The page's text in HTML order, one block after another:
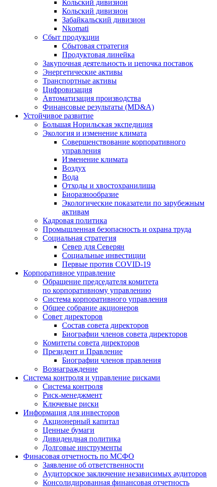
Кольский дивизион
Кольский дивизион
Забайкальский дивизион
Nkomati
Сбыт продукции
Сбытовая стратегия
Продуктовая линейка
Закупочная деятельность и цепочка поставок
Энергетические активы
Транспортные активы
Цифровизация
Автоматизация производства
Финансовые результаты (MD&A)
Устойчивое развитие
Большая Норильская экспедиция
Экология и изменение климата
Совершенствование корпоративного
управления
Изменение климата
Воздух
Вода
Отходы и хвостохранилища
Биоразнообразие
Экологические показатели по зарубежным
активам
Кадровая политика
Промышленная безопасность и охрана труда
Социальная стратегия
Север для Северян
Социальные инвестиции
Первые против COVID‑19
Корпоративное управление
Обращение председателя комитета
по корпоративному управлению
Система корпоративного управления
Общее собрание акционеров
Совет директоров
Состав совета директоров
Биографии членов совета директоров
Комитеты совета директоров
Президент и Правление
Биографии членов правления
Вознаграждение
Система контроля и управление рисками
Система контроля
Риск-менеджмент
Ключевые риски
Информация для инвесторов
Акционерный капитал
Ценные бумаги
Дивидендная политика
Долговые инструменты
Финасовая отчетность по МСФО
Заявление об ответственности
Аудиторское заключение независимых аудиторов
Консолидированная финансовая отчетность